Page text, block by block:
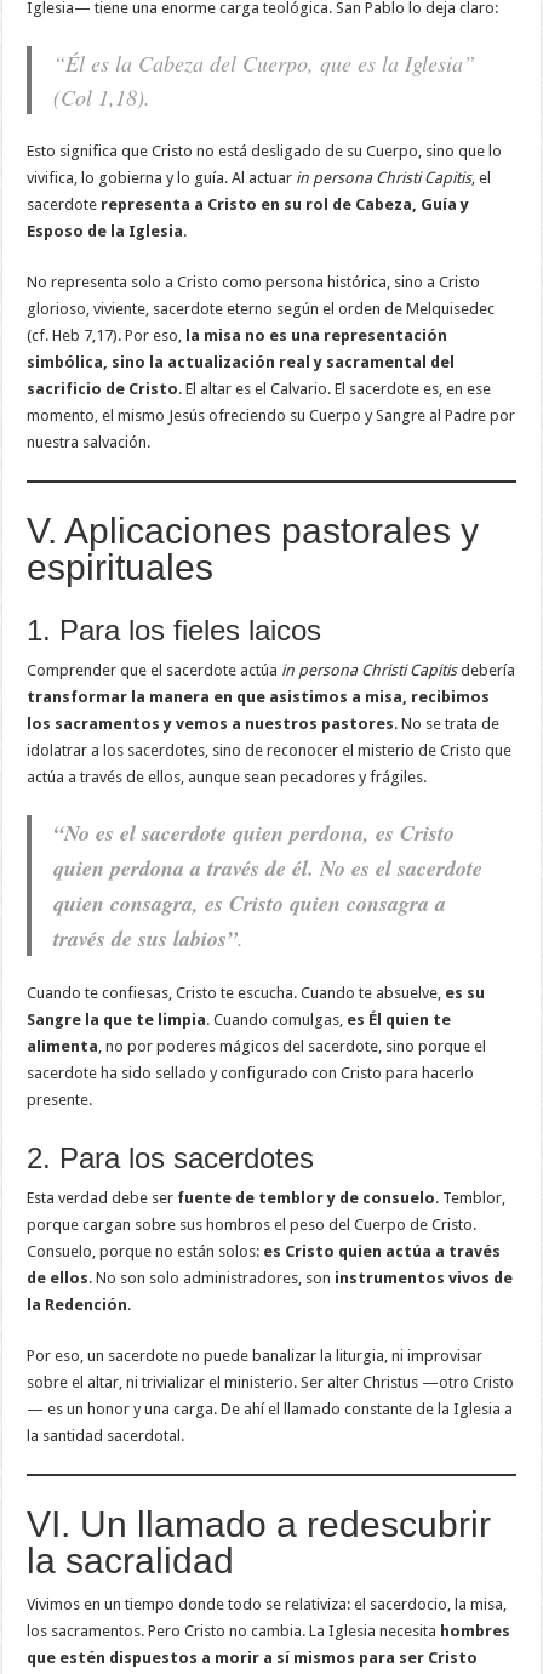
Iglesia— tiene una enorme carga teológica. San Pablo lo deja claro:
“Él es la Cabeza del Cuerpo, que es la Iglesia”
(Col 1,18).
Esto significa que Cristo no está desligado de su Cuerpo, sino que lo
vivifica, lo gobierna y lo guía. Al actuar in persona Christi Capitis, el
sacerdote representa a Cristo en su rol de Cabeza, Guía y
Esposo de la Iglesia.
No representa solo a Cristo como persona histórica, sino a Cristo
glorioso, viviente, sacerdote eterno según el orden de Melquisedec
(cf. Heb 7,17). Por eso, la misa no es una representación
simbólica, sino la actualización real y sacramental del
sacrificio de Cristo. El altar es el Calvario. El sacerdote es, en ese
momento, el mismo Jesús ofreciendo su Cuerpo y Sangre al Padre por
nuestra salvación.
V. Aplicaciones pastorales y
espirituales
1. Para los fieles laicos
Comprender que el sacerdote actúa in persona Christi Capitisdebería
transformar la manera en que asistimos a misa, recibimos
los sacramentos y vemos a nuestros pastores. No se trata de
idolatrar a los sacerdotes, sino de reconocer el misterio de Cristo que
actúa a través de ellos, aunque sean pecadores y frágiles.
“No es el sacerdote quien perdona, es Cristo
quien perdona a través de él. No es el sacerdote
quien consagra, es Cristo quien consagra a
través de sus labios”.
Cuando te confiesas, Cristo te escucha. Cuando te absuelve, es su
Sangre la que te limpia. Cuando comulgas, es Él quien te
alimenta, no por poderes mágicos del sacerdote, sino porque el
sacerdote ha sido sellado y configurado con Cristo para hacerlo
presente.
2. Para los sacerdotes
Esta verdad debe ser fuente de temblor y de consuelo. Temblor,
porque cargan sobre sus hombros el peso del Cuerpo de Cristo.
Consuelo, porque no están solos: es Cristo quien actúa a través
de ellos. No son solo administradores, son instrumentos vivos de
la Redención.
Por eso, un sacerdote no puede banalizar la liturgia, ni improvisar
sobre el altar, ni trivializar el ministerio. Ser alter Christus —otro Cristo
— es un honor y una carga. De ahí el llamado constante de la Iglesia a
la santidad sacerdotal.
VI. Un llamado a redescubrir
la sacralidad
Vivimos en un tiempo donde todo se relativiza: el sacerdocio, la misa,
los sacramentos. Pero Cristo no cambia. La Iglesia necesita hombres
que estén dispuestos a morir a sí mismos para ser Cristo